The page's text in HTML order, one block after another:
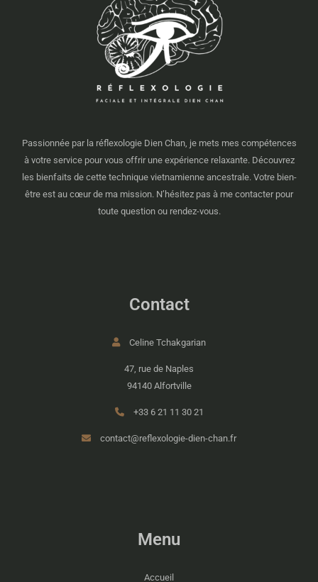
Passionnée par la réflexologie Dien Chan, je mets mes compétences
à votre service pour vous offrir une expérience relaxante. Découvrez
les bienfaits de cette technique vietnamienne ancestrale. Votre bien-
être est au cœur de ma mission. N’hésitez pas à me contacter pour
toute question ou rendez-vous.
Contact
Celine Tchakgarian
47, rue de Naples
94140 Alfortville
+33 6 21 11 30 21
contact@reflexologie-dien-chan.fr
Menu
Accueil